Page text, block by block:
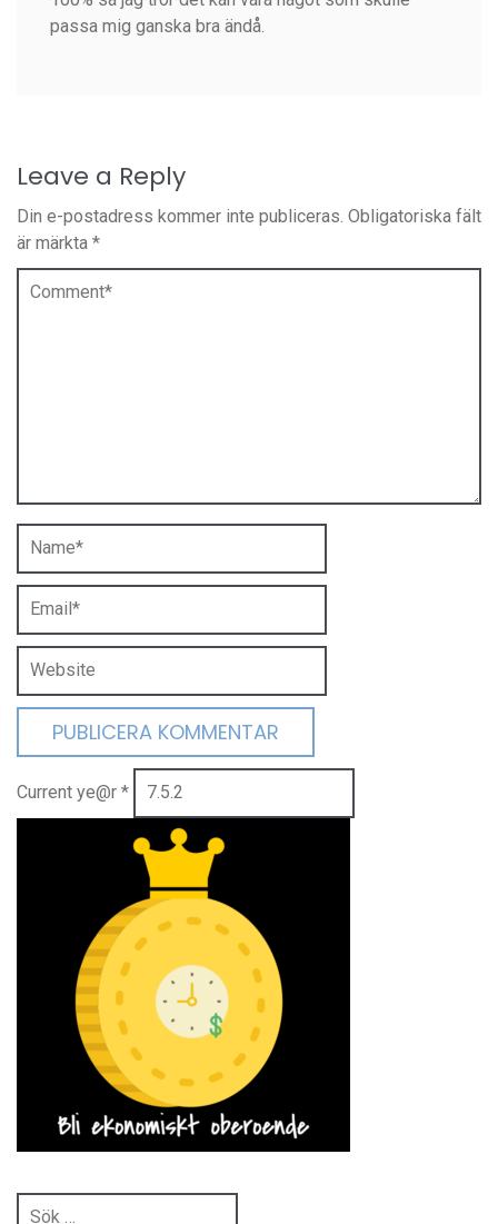
passa mig ganska bra ändå.
Leave a Reply
Din e-postadress kommer inte publiceras. Obligatoriska fält
är märkta *
Current ye@r *
Sök